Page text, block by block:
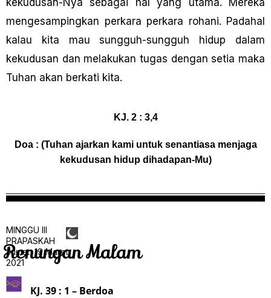
mengesampingkan perkara perkara rohani. Padahal
kalau kita mau sungguh-sungguh hidup dalam
kekudusan dan melakukan tugas dengan setia maka
Tuhan akan berkati kita.
KJ. 2 : 3,4
Doa : (Tuhan ajarkan kami untuk senantiasa menjaga
kekudusan hidup dihadapan-Mu)
MINGGU III
PRAPASKAH
Jumat, 19 Maret
2021
Renungan Malam
KJ. 39 : 1 – Berdoa